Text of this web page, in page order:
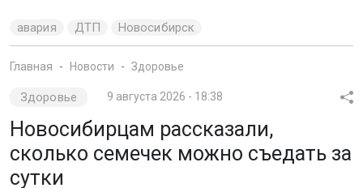
авария ДТП Новосибирск
Главная Новости Здоровье
Здоровье 9 августа 2026 - 18:38
Новосибирцам рассказали,
сколько семечек можно съедать за
сутки